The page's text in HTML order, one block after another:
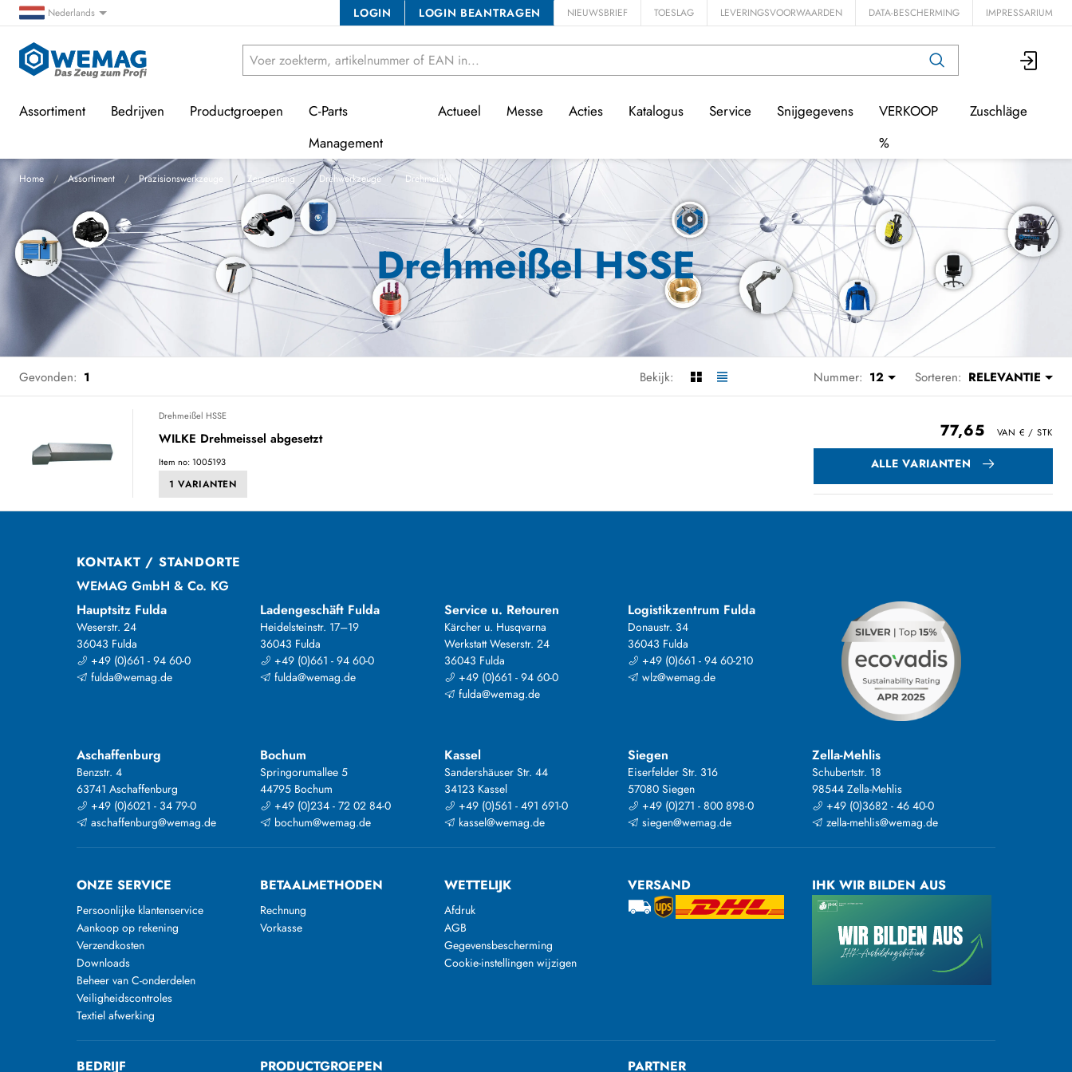
Nederlands LOGIN LOGIN BEANTRAGEN NIEUWSBRIEF TOESLAG LEVERINGSVOORWAARDEN DATA-BESCHERMING IMPRESSARIUM
Assortiment Bedrijven Productgroepen
C-Parts
Management
Actueel Messe Acties Katalogus Service Snijgegevens
VERKOOP
%
Zuschläge
Home Assortiment Präzisionswerkzeuge Zerspanung Drehwerkzeuge Drehmeißel
Drehmeißel HSSE
Gevonden: 1 Bekijk: Nummer: 12 Sorteren: RELEVANTIE
Drehmeißel HSSE
WILKE Drehmeissel abgesetzt
Item no: 1005193
1 VARIANTEN
77,65
ALLE VARIANTEN
KONTAKT / STANDORTE
WEMAG GmbH & Co. KG
Hauptsitz Fulda
Weserstr. 24
36043 Fulda
+49 (0)661 - 94 60-0
fulda@wemag.de
Ladengeschäft Fulda
Heidelsteinstr. 17–19
36043 Fulda
+49 (0)661 - 94 60-0
fulda@wemag.de
Service u. Retouren
Kärcher u. Husqvarna
Werkstatt Weserstr. 24
36043 Fulda
+49 (0)661 - 94 60-0
fulda@wemag.de
Logistikzentrum Fulda
Donaustr. 34
36043 Fulda
+49 (0)661 - 94 60-210
wlz@wemag.de
Aschaffenburg
Benzstr. 4
63741 Aschaffenburg
+49 (0)6021 - 34 79-0
aschaffenburg@wemag.de
Bochum
Springorumallee 5
44795 Bochum
+49 (0)234 - 72 02 84-0
bochum@wemag.de
Kassel
Sandershäuser Str. 44
34123 Kassel
+49 (0)561 - 491 691-0
kassel@wemag.de
Siegen
Eiserfelder Str. 316
57080 Siegen
+49 (0)271 - 800 898-0
siegen@wemag.de
Zella-Mehlis
Schubertstr. 18
98544 Zella-Mehlis
+49 (0)3682 - 46 40-0
zella-mehlis@wemag.de
ONZE SERVICE
Persoonlijke klantenservice
Aankoop op rekening
Verzendkosten
Downloads
Beheer van C-onderdelen
Veiligheidscontroles
Textiel afwerking
BETAALMETHODEN
Rechnung
Vorkasse
WETTELIJK
Afdruk
AGB
Gegevensbescherming
Cookie-instellingen wijzigen
VERSAND IHK WIR BILDEN AUS
BEDRIJF PRODUCTGROEPEN PARTNER